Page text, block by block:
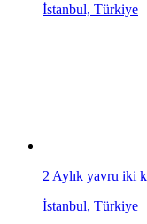
İstanbul, Türkiye
2 Aylık yavru iki
İstanbul, Türkiye